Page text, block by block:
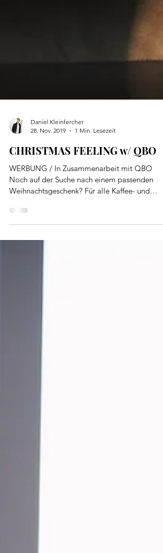
28. Nov. 2019
1 Min. Lesezeit
CHRISTMAS FEELING w/ QBO
WERBUNG / In Zusammenarbeit mit QBO
Weihnachtsgeschenk? Für alle Kaffee- und
Technikliebhaber...